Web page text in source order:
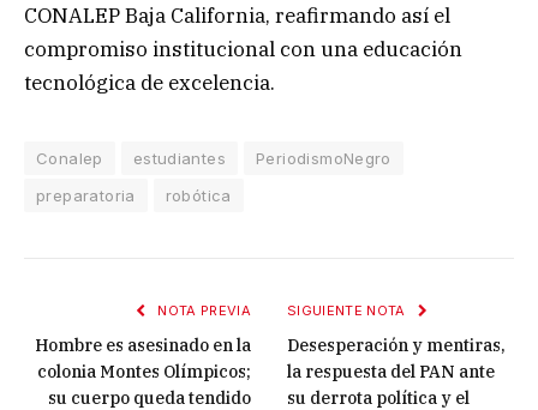
CONALEP Baja California, reafirmando así el
compromiso institucional con una educación
tecnológica de excelencia.
Conalep estudiantes
PeriodismoNegro
preparatoria
robótica
NOTA PREVIA
Hombre es asesinado en la
colonia Montes Olímpicos;
su cuerpo queda tendido
SIGUIENTE NOTA
Desesperación y mentiras,
la respuesta del PAN ante
su derrota política y el